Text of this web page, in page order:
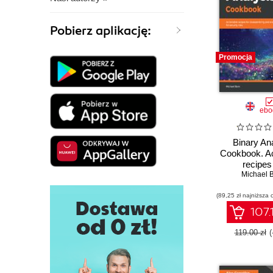
Pobierz aplikację:
Promocja
Binary
Cookbook.
security
Michael
(89,25 zł najniższa
119.00 zł